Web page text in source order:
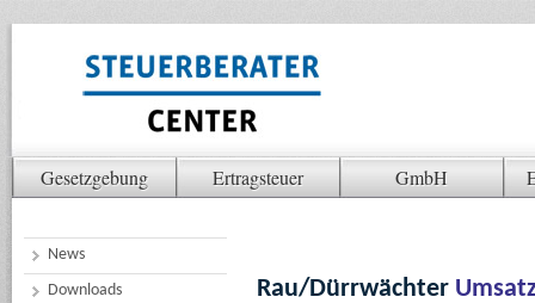
Gesetzgebung Ertragsteuer GmbH
News
Downloads
Rau/Dürrwächter